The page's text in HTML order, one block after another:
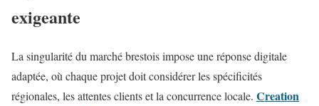
exigeante
La singularité du marché brestois impose une réponse digitale
adaptée, où chaque projet doit considérer les spécificités
régionales, les attentes clients et la concurrence locale. Creation